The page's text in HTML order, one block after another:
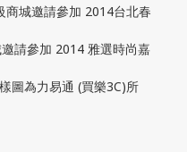
商城邀請參加 2014台北春
請參加 2014 雅選時尚嘉
圖為力易通 (買樂3C)所